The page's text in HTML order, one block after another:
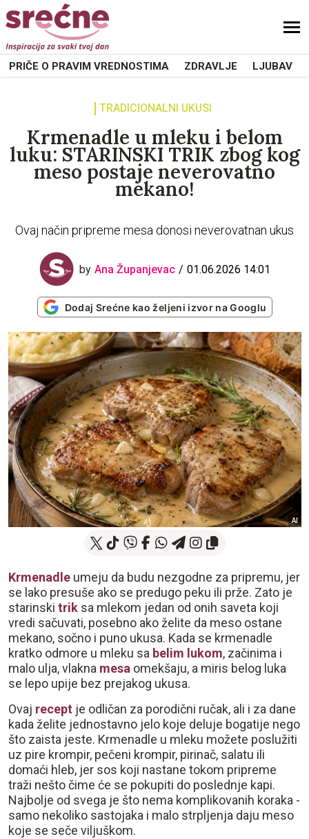
PRIČE O PRAVIM VREDNOSTIMA ZDRAVLJE LJUBAV
TRADICIONALNI UKUSI
Krmenadle u mleku i belom
luku: STARINSKI TRIK zbog kog
meso postaje neverovatno
mekano!
Ovaj način pripreme mesa donosi neverovatnan ukus
by Ana Županjevac 01.06.2026 14:01
Dodaj Srećne kao željeni izvor na Googlu
AI
Krmenadleumeju da budu nezgodne za pripremu, jer
se lako presuše ako se predugo peku ili prže. Zato je
starinski triksa mlekom jedan od onih saveta koji
vredi sačuvati, posebno ako želite da meso ostane
mekano, sočno i puno ukusa. Kada se krmenadle
kratko odmore u mleku sa belim lukom, začinima i
malo ulja, vlakna mesaomekšaju, a miris belog luka
se lepo upije bez prejakog ukusa.
Ovaj recept je odličan za porodični ručak, ali i za dane
kada želite jednostavno jelo koje deluje bogatije nego
što zaista jeste. Krmenadle u mleku možete poslužiti
uz pire krompir, pečeni krompir, pirinač, salatu ili
domaći hleb, jer sos koji nastane tokom pripreme
traži nešto čime će se pokupiti do poslednje kapi.
Najbolje od svega je što nema komplikovanih koraka -
samo nekoliko sastojaka i malo strpljenja daju meso
koje se seče viljuškom.